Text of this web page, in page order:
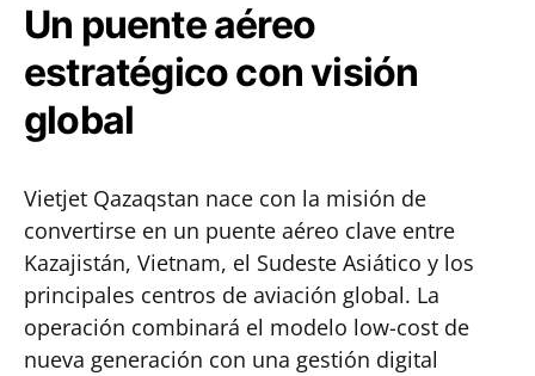
Un puente aéreo
estratégico con visión
global
Vietjet Qazaqstan nace con la misión de
convertirse en un puente aéreo clave entre
Kazajistán, Vietnam, el Sudeste Asiático y los
principales centros de aviación global. La
operación combinará el modelo low-cost de
nueva generación con una gestión digital